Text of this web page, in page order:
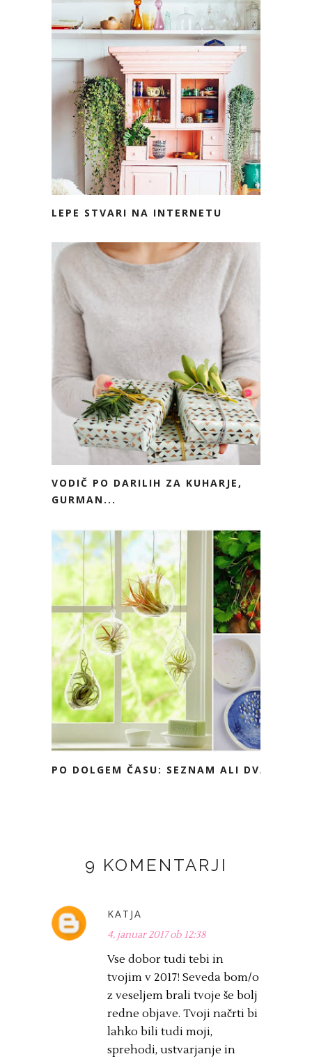
LEPE STVARI NA INTERNETU
VODIČ PO DARILIH ZA KUHARJE,
GURMAN...
PO DOLGEM ČASU: SEZNAM ALI DVA
9 KOMENTARJI
KATJA
4. januar 2017 ob 12:38
Vse dobor tudi tebi in
tvojim v 2017! Seveda bom/o
z veseljem brali tvoje še bolj
redne objave. Tvoji načrti bi
lahko bili tudi moji,
sprehodi, ustvarjanje in